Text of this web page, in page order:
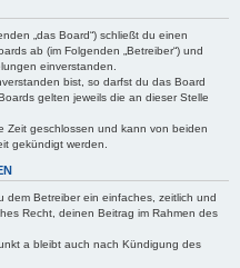
„das Board“) schließt du einen
ab (im Folgenden „Betreiber“) und
einverstanden.
bist, so darfst du das Board
gelten jeweils die an dieser Stelle
Zeit geschlossen und kann von beiden
gekündigt werden.
dem Betreiber ein einfaches, zeitlich und
Recht, deinen Beitrag im Rahmen des
a bleibt auch nach Kündigung des